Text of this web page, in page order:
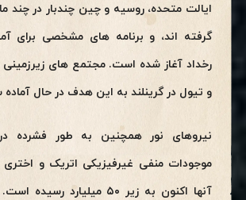
ایالت متحده، روسیه و چین چندبار در چند
گرفته اند، و برنامه های مشخصی برای
رخداد آغاز شده است. مجتمع های
و تیول در گرینلند به این هدف در حال
نیروهای نور همچنین به طور فشرده
موجودات منفی غیرفیزیکی اتریک و
آنها اکنون به زیر ۵۰ میلیارد